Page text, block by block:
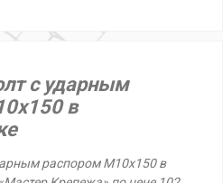
с ударным
в
распором М10х150 в